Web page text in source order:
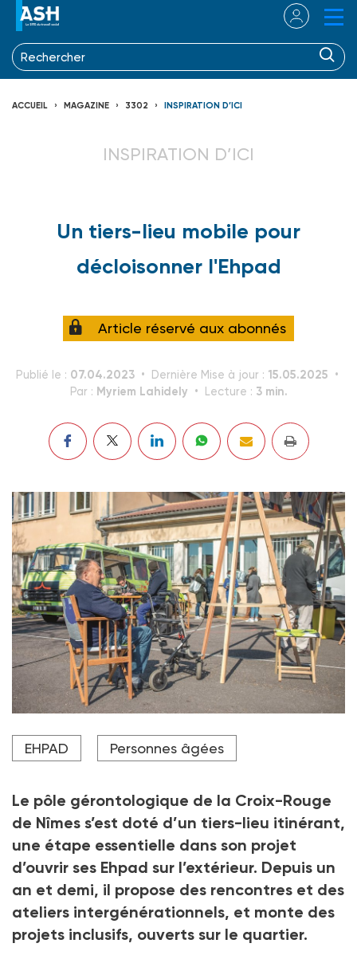
ACCUEIL MAGAZINE 3302 INSPIRATION D’ICI
INSPIRATION D’ICI
Un tiers-lieu mobile pour
décloisonner l'Ehpad
Article réservé aux abonnés
Publié le : 07.04.2023 Dernière Mise à jour : 15.05.2025
Par : Myriem Lahidely Lecture : 3 min.
Crédit photo Vincent Wartner
EHPAD Personnes âgées
Le pôle gérontologique de la Croix-Rouge
de Nîmes s’est doté d’un tiers-lieu itinérant,
une étape essentielle dans son projet
d’ouvrir ses Ehpad sur l’extérieur. Depuis un
an et demi, il propose des rencontres et des
ateliers inter­générationnels, et monte des
projets inclusifs, ouverts sur le quartier.